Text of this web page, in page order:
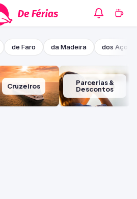
de Faro da Madeira dos
Cruzeiros
Parcerias &
Descontos